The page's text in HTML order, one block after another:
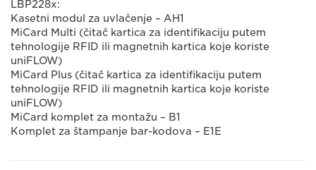
LBP228x:
Kasetni modul za uvlačenje – AH1
MiCard Multi (čitač kartica za identifikaciju putem
tehnologije RFID ili magnetnih kartica koje koriste
uniFLOW)
MiCard Plus (čitač kartica za identifikaciju putem
tehnologije RFID ili magnetnih kartica koje koriste
uniFLOW)
MiCard komplet za montažu – B1
Komplet za štampanje bar-kodova – E1E